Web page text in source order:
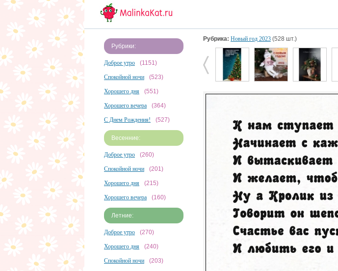
Рубрики:
Доброе утро (1151)
Спокойной ночи (523)
Хорошего дня (551)
Хорошего вечера (364)
С Днем Рождения! (527)
Весенние:
Доброе утро (260)
Спокойной ночи (201)
Хорошего дня (215)
Хорошего вечера (160)
Летние:
Доброе утро (270)
Хорошего дня (240)
Спокойной ночи (203)
Рубрика: Новый год 2023 (528 шт.)